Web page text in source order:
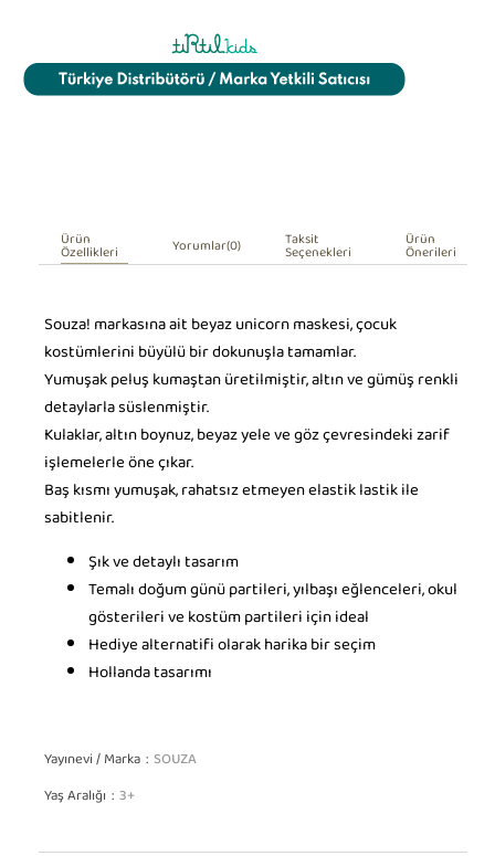
Ürün
Özellikleri Yorumlar(0) Taksit
Seçenekleri Ürün
Önerileri
Souza! markasına ait beyaz unicorn maskesi, çocuk
kostümlerini büyülü bir dokunuşla tamamlar.
Yumuşak peluş kumaştan üretilmiştir, altın ve gümüş renkli
detaylarla süslenmiştir.
Kulaklar, altın boynuz, beyaz yele ve göz çevresindeki zarif
işlemelerle öne çıkar.
Baş kısmı yumuşak, rahatsız etmeyen elastik lastik ile
sabitlenir.
Şık ve detaylı tasarım
Temalı doğum günü partileri, yılbaşı eğlenceleri, okul
gösterileri ve kostüm partileri için ideal
Hediye alternatifi olarak harika bir seçim
Hollanda tasarımı
Yayınevi / Marka SOUZA
Yaş Aralığı 3+